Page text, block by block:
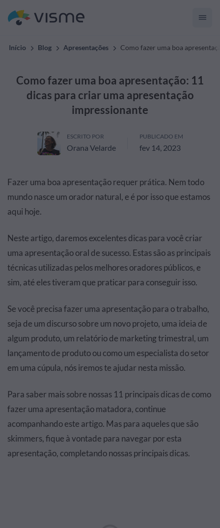
Início Blog Apresentações Como fazer uma boa
Como fazer uma boa apresentação: 11
dicas para criar uma apresentação
impressionante
ESCRITO POR
Orana Velarde
PUBLICADO EM
fev 14, 2023
Fazer uma boa apresentação requer prática. Nem todo
mundo nasce um orador natural, e é por isso que estamos
aqui hoje.
Neste artigo, daremos excelentes dicas para você criar
uma apresentação oral de sucesso. Estas são as principais
técnicas utilizadas pelos melhores oradores públicos, e
sim, até eles tiveram que praticar para conseguir isso.
Se você precisa fazer uma apresentação para o trabalho,
seja de um discurso sobre um novo projeto, uma ideia de
algum produto, um relatório de marketing trimestral, um
lançamento de produto ou como um especialista do setor
em uma cúpula, nós iremos te ajudar nesta missão.
Para saber mais sobre nossas 11 principais dicas de como
fazer uma apresentação matadora, continue
acompanhando este artigo. Mas para aqueles que são
skimmers, fique à vontade para navegar por esta
apresentação, completando nossas principais dicas.